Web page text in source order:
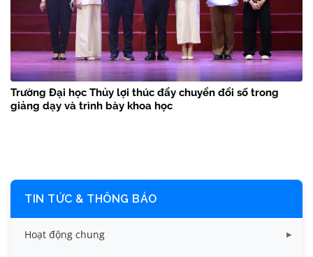
Trường Đại học Thủy lợi thúc đẩy chuyển đổi số trong
giảng dạy và trình bày khoa học
TIN TỨC & THÔNG BÁO
Hoạt động chung